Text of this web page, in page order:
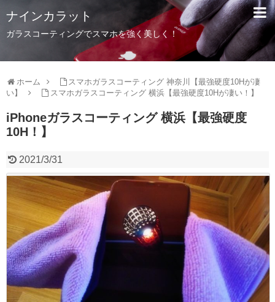
ナインカラット
ガラスコーティングでスマホを強く美しく！
ホーム
スマホガラスコーティング 神奈川【最強硬度10Hが凄
い】
スマホガラスコーティング 横浜【最強硬度10Hが凄い！】
iPhoneガラスコーティング 横浜【最強硬度
10H！】
2021/3/31